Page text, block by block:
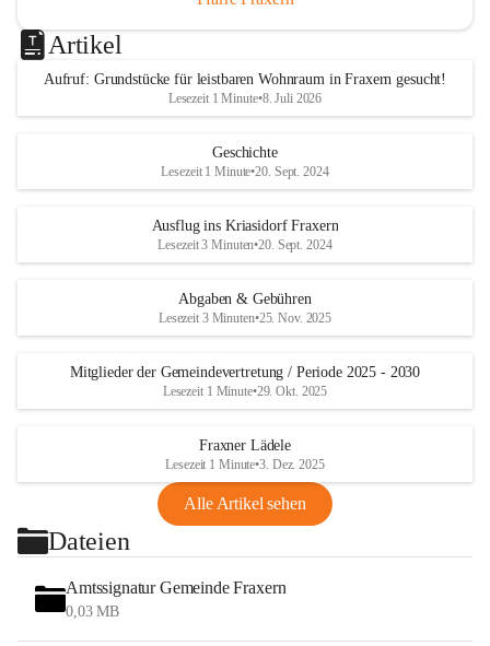
Artikel
Aufruf: Grundstücke für leistbaren Wohnraum in Fraxern gesucht!
Lesezeit 1 Minute•8. Juli 2026
Geschichte
Lesezeit 1 Minute•20. Sept. 2024
Ausflug ins Kriasidorf Fraxern
Lesezeit 3 Minuten•20. Sept. 2024
Abgaben & Gebühren
Lesezeit 3 Minuten•25. Nov. 2025
Mitglieder der Gemeindevertretung / Periode 2025 - 2030
Lesezeit 1 Minute•29. Okt. 2025
Fraxner Lädele
Lesezeit 1 Minute•3. Dez. 2025
Alle Artikel sehen
Dateien
Amtssignatur Gemeinde Fraxern
0,03 MB